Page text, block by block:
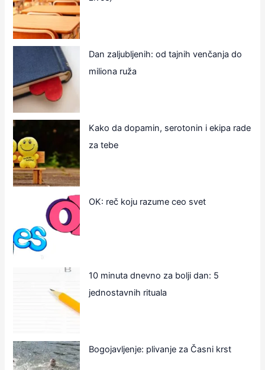
Dan zaljubljenih: od tajnih venčanja do
miliona ruža
Kako da dopamin, serotonin i ekipa rade
za tebe
OK: reč koju razume ceo svet
10 minuta dnevno za bolji dan: 5
jednostavnih rituala
Bogojavljenje: plivanje za Časni krst